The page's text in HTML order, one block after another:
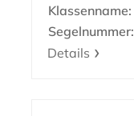
Klassenname:
Segelnummer:
Details